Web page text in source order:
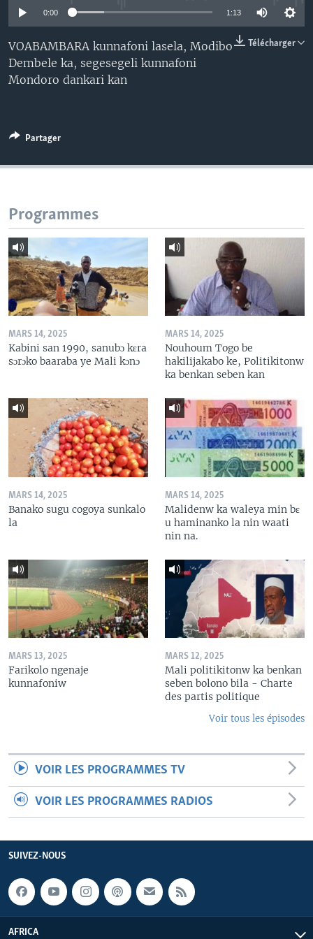
0:00 1:13
Télécharger
VOABAMBARA kunnafoni lasela, Modibo
Dembele ka, segesegeli kunnafoni
Mondoro dankari kan
Partager
Programmes
MARS 14, 2025
Kabini san 1990, sanubɔ kɛra
sɔrɔko baaraba ye Mali kɔnɔ
MARS 14, 2025
Nouhoum Togo be
hakilijakabo ke, Politikitonw
ka benkan seben kan
MARS 14, 2025
Banako sugu cogoya sunkalo
la
MARS 14, 2025
Malidenw ka waleya min bɛ
u haminanko la nin waati
nin na.
MARS 13, 2025
Farikolo ngenaje
kunnafoniw
MARS 12, 2025
Mali politikitonw ka benkan
seben bolono bila - Charte
des partis politique
Voir tous les épisodes
VOIR LES PROGRAMMES TV
VOIR LES PROGRAMMES RADIOS
SUIVEZ-NOUS
AFRICA